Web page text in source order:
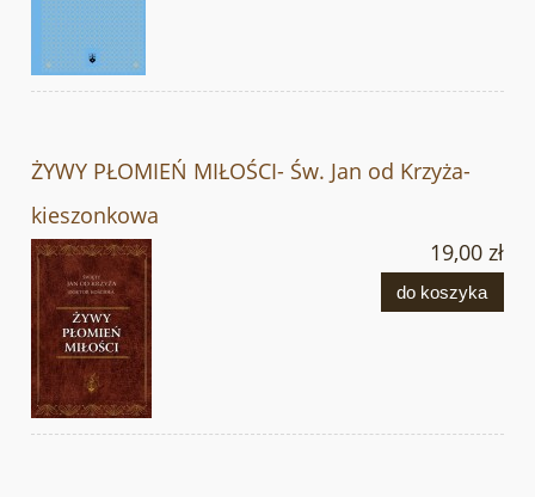
ŻYWY PŁOMIEŃ MIŁOŚCI- Św. Jan od Krzyża-
kieszonkowa
19,00 zł
do koszyka